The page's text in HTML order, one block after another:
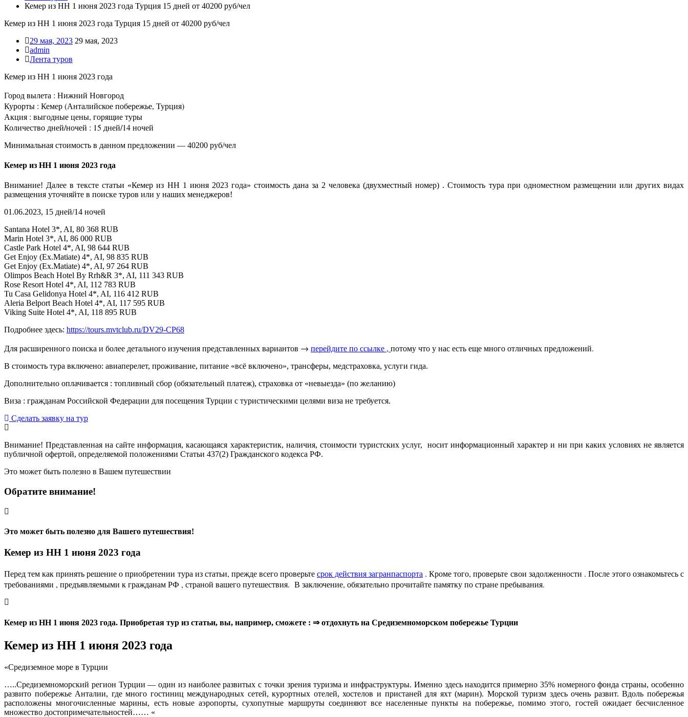
Кемер из НН 1 июня 2023 года Турция 15 дней от 40200 руб/чел
Кемер из НН 1 июня 2023 года Турция 15 дней от 40200 руб/чел
29 мая, 2023 29 мая, 2023
admin
Лента туров
Кемер из НН 1 июня 2023 года
Город вылета : Нижний Новгород
Курорты : Кемер (Анталийское побережье, Турция)
Акция : выгодные цены, горящие туры
Количество дней/ночей : 15 дней/14 ночей
Минимальная стоимость в данном предложении — 40200 руб/чел
Кемер из НН 1 июня 2023 года
Внимание! Далее в тексте статьи «Кемер из НН 1 июня 2023 года» стоимость дана за 2 человека (двухместный номер) . Стоимость тура при одноместном размещении или других видах
размещения уточняйте в поиске туров или у наших менеджеров!
01.06.2023, 15 дней/14 ночей
Santana Hotel 3*, AI, 80 368 RUB
Marin Hotel 3*, AI, 86 000 RUB
Castle Park Hotel 4*, AI, 98 644 RUB
Get Enjoy (Ex.Matiate) 4*, AI, 98 835 RUB
Get Enjoy (Ex.Matiate) 4*, AI, 97 264 RUB
Olimpos Beach Hotel By Rrh&R 3*, AI, 111 343 RUB
Rose Resort Hotel 4*, AI, 112 783 RUB
Tu Casa Gelidonya Hotel 4*, AI, 116 412 RUB
Aleria Belport Beach Hotel 4*, AI, 117 595 RUB
Viking Suite Hotel 4*, AI, 118 895 RUB
Подробнее здесь: https://tours.mvtclub.ru/DV29-CP68
Для расширенного поиска и более детального изучения представленных вариантов → перейдите по ссылке , потому что у нас есть еще много отличных предложений.
В стоимость тура включено: авиаперелет, проживание, питание «всё включено», трансферы, медстраховка, услуги гида.
Дополнительно оплачивается : топливный сбор (обязательный платеж), страховка от «невыезда» (по желанию)
Виза : гражданам Российской Федерации для посещения Турции с туристическими целями виза не требуется.
Сделать заявку на тур
Внимание! Представленная на сайте информация, касающаяся характеристик, наличия, стоимости туристских услуг, носит информационный характер и ни при каких условиях не является
публичной офертой, определяемой положениями Статьи 437(2) Гражданского кодекса РФ.
Это может быть полезно в Вашем путешествии
Обратите внимание!
Это может быть полезно для Вашего путешествия!
Кемер из НН 1 июня 2023 года
Перед тем как принять решение о приобретении тура из статьи, прежде всего проверьтесрок действия загранпаспорта . Кроме того, проверьте свои задолженности . После этого ознакомьтесь с
требованиями , предъявляемыми к гражданам РФ , страной вашего путешествия. В заключение, обязательно прочитайте памятку по стране пребывания.
Кемер из НН 1 июня 2023 года. Приобретая тур из статьи, вы, например, сможете : ⇒ отдохнуть на Средиземноморском побережье Турции
Кемер из НН 1 июня 2023 года
«Средиземное море в Турции
…..Средиземноморский регион Турции — один из наиболее развитых с точки зрения туризма и инфраструктуры. Именно здесь находится примерно 35% номерного фонда страны, особенно
развито побережье Анталии, где много гостиниц международных сетей, курортных отелей, хостелов и пристаней для яхт (марин). Морской туризм здесь очень развит. Вдоль побережья
расположены многочисленные марины, есть новые аэропорты, сухопутные маршруты соединяют все населенные пункты на побережье, помимо этого, гостей ожидает бесчисленное
множество достопримечательностей…… «